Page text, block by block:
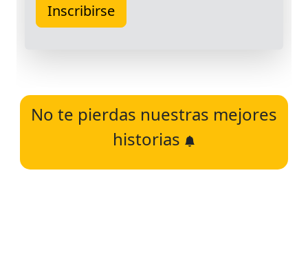
No te pierdas nuestras mejores
historias